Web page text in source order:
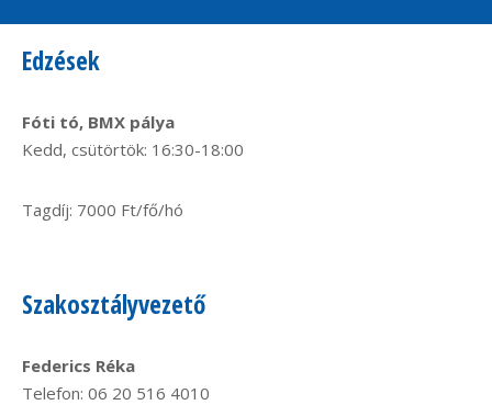
Edzések
Fóti tó, BMX pálya
Kedd, csütörtök: 16:30-18:00
Tagdíj: 7000 Ft/fő/hó
Szakosztályvezető
Federics Réka
Telefon: 06 20 516 4010